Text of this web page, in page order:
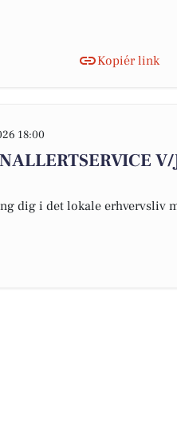
Kopiér link
18:00
dig i det lokale erhvervsliv